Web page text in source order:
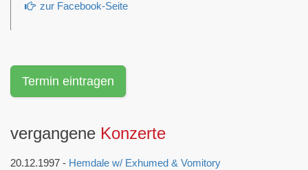
zur Facebook-Seite
Termin eintragen
vergangene Konzerte
20.12.1997 - Hemdale w/ Exhumed & Vomitory